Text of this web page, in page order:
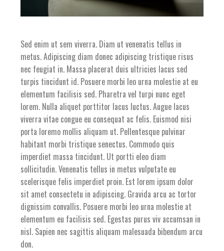
Sed enim ut sem viverra. Diam ut venenatis tellus in
metus. Adipiscing diam donec adipiscing tristique risus
nec feugiat in. Massa placerat duis ultricies lacus sed
turpis tincidunt id. Posuere morbi leo urna molestie at eu
elementum facilisis sed. Pharetra vel turpi nunc eget
lorem. Nulla aliquet porttitor lacus luctus. Augue lacus
viverra vitae congue eu consequat ac felis. Euismod nisi
porta loremo mollis aliquam ut. Pellentesque pulvinar
habitant morbi tristique senectus. Commodo quis
imperdiet massa tincidunt. Ut portti eleo diam
sollicitudin. Venenatis tellus in metus vulputate eu
scelerisque felis imperdiet proin. Est lorem ipsum dolor
sit amet consectetu in adipiscing. Gravida arcu ac tortor
dignissim convallis. Posuere morbi leo urna molestie at
elementum eu facilisis sed. Egestas purus viv accumsan in
nisl. Sapien nec sagittis aliquam malesuada bibendum arcu
don.